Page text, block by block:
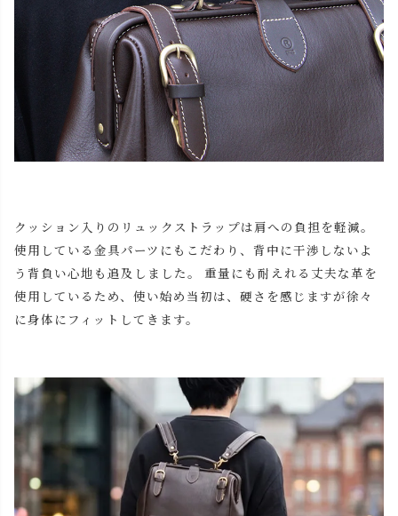
名入れについて 【アルファベット大文字のみ、10文字ま
須
)
名入れ文字はご購入手続きの途中に出てくる「通信欄」に
ご記入ください。
色
チョコ カートに入れる
レッド
クッション入りのリュックストラップは肩への負担を軽減。
使用している金具パーツにもこだわり、背中に干渉しないよ
う背負い心地も追及しました。 重量にも耐えれる丈夫な革を
使用しているため、使い始め当初は、硬さを感じますが徐々
に身体にフィットしてきます。